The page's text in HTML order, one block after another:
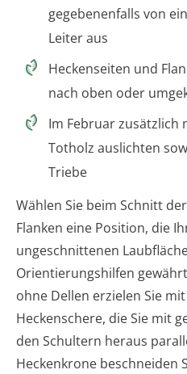
gegebenenfalls von
Leiter aus
Heckenseiten und
nach oben oder
Im Februar zusätzlich
Totholz auslichten
Triebe
Wählen Sie beim Schnitt
Flanken eine Position, die
ungeschnittenen
Orientierungshilfen
ohne Dellen erzielen Sie
Heckenschere, die Sie mit
den Schultern heraus
Heckenkrone beschneiden